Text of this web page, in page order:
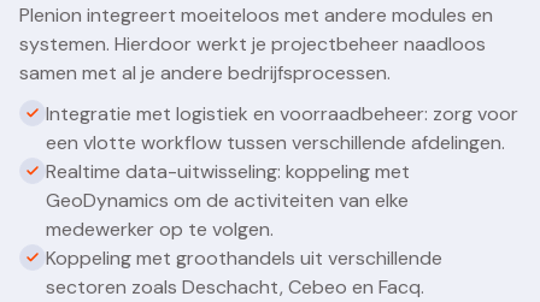
Plenion integreert moeiteloos met andere modules en
systemen. Hierdoor werkt je projectbeheer naadloos
samen met al je andere bedrijfsprocessen.
Integratie met logistiek en voorraadbeheer: zorg voor
een vlotte workflow tussen verschillende afdelingen.
Realtime data-uitwisseling: koppeling met
GeoDynamics om de activiteiten van elke
medewerker op te volgen.
Koppeling met groothandels uit verschillende
sectoren zoals Deschacht, Cebeo en Facq.